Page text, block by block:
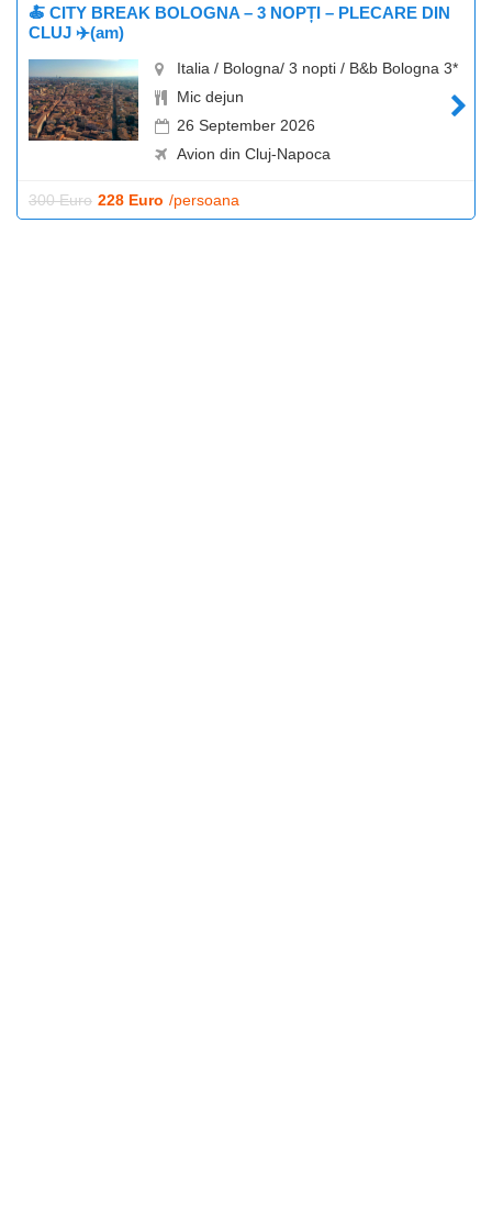
🍝 CITY BREAK BOLOGNA – 3 NOPȚI – PLECARE DIN
CLUJ ✈️(am)
Italia / Bologna/ 3 nopti / B&b Bologna 3*
Mic dejun
26 September 2026
Avion din Cluj-Napoca
300 Euro 228 Euro /persoana